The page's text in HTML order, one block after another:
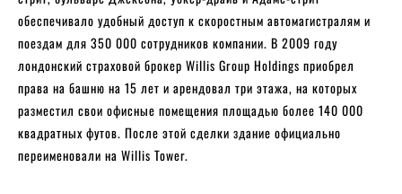
обеспечивало удобный доступ к скоростным автомагистралям и
поездам для 350 000 сотрудников компании. В 2009 году
лондонский страховой брокер Willis Group Holdings приобрел
права на башню на 15 лет и арендовал три этажа, на которых
разместил свои офисные помещения площадью более 140 000
квадратных футов. После этой сделки здание официально
переименовали на Willis Tower.